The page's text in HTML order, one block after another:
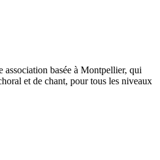
association basée à Montpellier, qui
et de chant, pour tous les niveaux